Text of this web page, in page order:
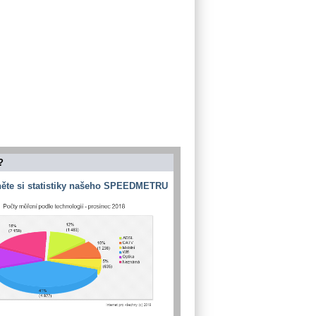
si statistiky našeho SPEEDMETRU